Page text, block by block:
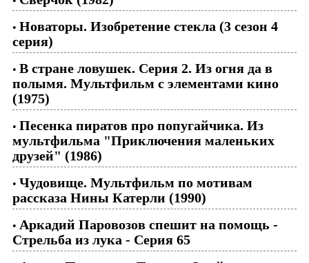
• Новаторы. Изобретение стекла (3 сезон 4
серия)
• В стране ловушек. Серия 2. Из огня да в
полымя. Мультфильм с элементами кино
(1975)
• Песенка пиратов про попугайчика. Из
мультфильма "Приключения маленьких
друзей" (1986)
• Чудовище. Мультфильм по мотивам
рассказа Нины Катерли (1990)
• Аркадий Паровозов спешит на помощь -
Стрельба из лука - Серия 65